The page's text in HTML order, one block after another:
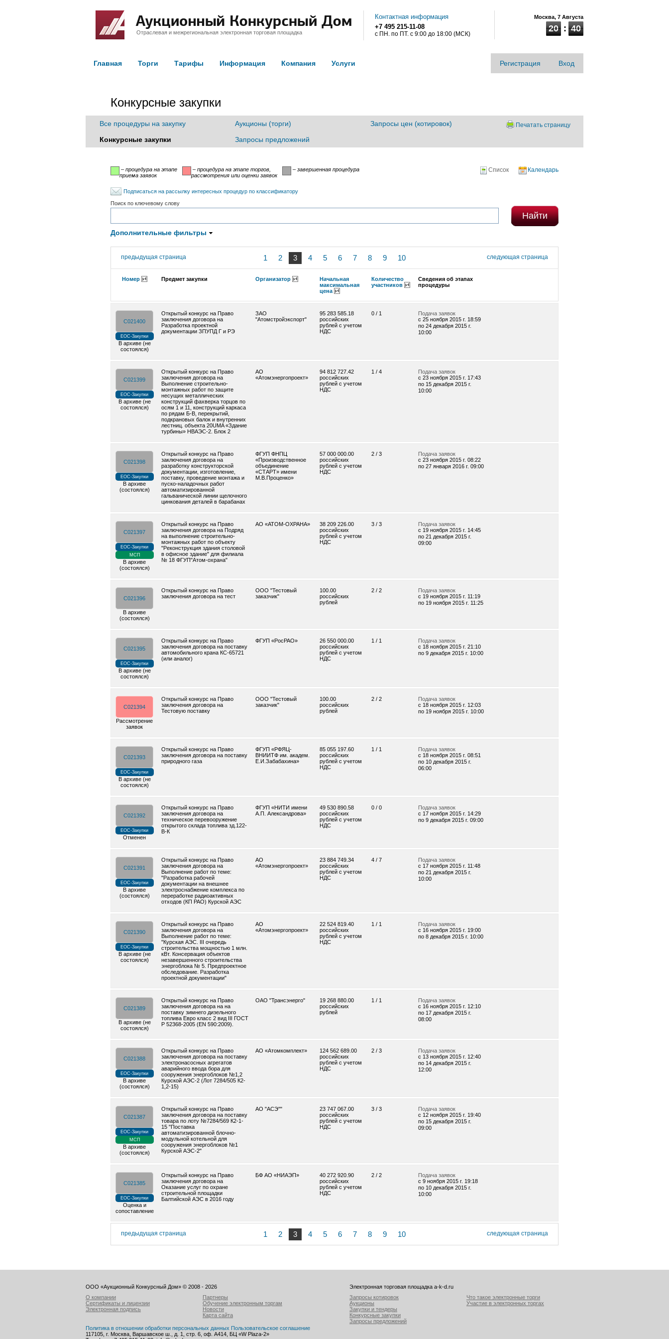
Отраслевая и межрегиональная электронная торговая площадка
Контактная информация
+7 495 215-11-08
с ПН. по ПТ. с 9:00 до 18:00 (МСК)
Москва, 7 Августа
40
:
20
Главная Торги Тарифы Информация Компания Услуги Регистрация Вход
Конкурсные закупки
Все процедуры на закупку Аукционы (торги)
Запросы цен (котировок)
Конкурсные закупки
Запросы предложений
Печатать страницу
Список Календарь
– процедура на этапе
приема заявок
– процедура на этапе торгов,
рассмотрения или оценки заявок
– завершенная процедура
Подписаться на рассылку интересных процедур по классификатору
Найти
Поиск по ключевому слову
Дополнительные фильтры
предыдущая страница следующая страница
1 2 3 4 5 6 7 8 9 10
Номер Предмет закупки Организатор
Начальная
максимальная
цена
Количество
участников
Сведения об этапах
процедуры
C021400
ЕОС-Закупки
В архиве (не
состоялся)
Открытый конкурс на Право
заключения договора на
Разработка проектной
документации ЗПУПД Г и РЭ
ЗАО
"Атомстройэкспорт"
95 283 585.18
российских
рублей с учетом
НДС
0 / 1
Подача заявок
c 25 ноября 2015 г. 18:59
по 24 декабря 2015 г.
10:00
C021399
ЕОС-Закупки
В архиве (не
состоялся)
Открытый конкурс на Право
заключения договора на
Выполнение строительно-
монтажных работ по защите
несущих металлических
конструкций фахверка торцов по
осям 1 и 11, конструкций каркаса
по рядам Б-В, перекрытий,
подкрановых балок и внутренних
лестниц. объекта 20UMA «Здание
турбины» НВАЭС-2. Блок 2
АО
«Атомэнергопроект»
94 812 727.42
российских
рублей с учетом
НДС
1 / 4
Подача заявок
c 23 ноября 2015 г. 17:43
по 15 декабря 2015 г.
10:00
C021398
ЕОС-Закупки
В архиве
(состоялся)
Открытый конкурс на Право
заключения договора на
разработку конструкторской
документации, изготовление,
поставку, проведение монтажа и
пуско-наладочных работ
автоматизированной
гальванической линии щелочного
цинкования деталей в барабанах
ФГУП ФНПЦ
«Производственное
объединение
«СТАРТ» имени
М.В.Проценко»
57 000 000.00
российских
рублей с учетом
НДС
2 / 3
Подача заявок
c 23 ноября 2015 г. 08:22
по 27 января 2016 г. 09:00
C021397
ЕОС-Закупки
МСП
В архиве
(состоялся)
Открытый конкурс на Право
заключения договора на Подряд
на выполнение строительно-
монтажных работ по объекту
"Реконструкция здания столовой
в офисное здание" для филиала
№ 18 ФГУП"Атом-охрана"
АО «АТОМ-ОХРАНА»
38 209 226.00
российских
рублей с учетом
НДС
3 / 3
Подача заявок
c 19 ноября 2015 г. 14:45
по 21 декабря 2015 г.
09:00
C021396
В архиве
(состоялся)
Открытый конкурс на Право
заключения договора на тест
ООО "Тестовый
заказчик"
100.00
российских
рублей
2 / 2
Подача заявок
c 19 ноября 2015 г. 11:19
по 19 ноября 2015 г. 11:25
C021395
ЕОС-Закупки
В архиве (не
состоялся)
Открытый конкурс на Право
заключения договора на поставку
автомобильного крана КС-65721
(или аналог)
ФГУП «РосРАО»
26 550 000.00
российских
рублей с учетом
НДС
1 / 1
Подача заявок
c 18 ноября 2015 г. 21:10
по 9 декабря 2015 г. 10:00
C021394
Рассмотрение
заявок
Открытый конкурс на Право
заключения договора на
Тестовую поставку
ООО "Тестовый
заказчик"
100.00
российских
рублей
2 / 2
Подача заявок
c 18 ноября 2015 г. 12:03
по 19 ноября 2015 г. 10:00
C021393
ЕОС-Закупки
В архиве (не
состоялся)
Открытый конкурс на Право
заключения договора на поставку
природного газа
ФГУП «РФЯЦ-
ВНИИТФ им. академ.
Е.И.Забабахина»
85 055 197.60
российских
рублей с учетом
НДС
1 / 1
Подача заявок
c 18 ноября 2015 г. 08:51
по 10 декабря 2015 г.
06:00
C021392
ЕОС-Закупки
Отменен
Открытый конкурс на Право
заключения договора на
техническое перевооружение
открытого склада топлива зд.122-
В-К
ФГУП «НИТИ имени
А.П. Александрова»
49 530 890.58
российских
рублей с учетом
НДС
0 / 0
Подача заявок
c 17 ноября 2015 г. 14:29
по 9 декабря 2015 г. 09:00
C021391
ЕОС-Закупки
В архиве
(состоялся)
Открытый конкурс на Право
заключения договора на
Выполнение работ по теме:
"Разработка рабочей
документации на внешнее
электроснабжение комплекса по
переработке радиоактивных
отходов (КП РАО) Курской АЭС
АО
«Атомэнергопроект»
23 884 749.34
российских
рублей с учетом
НДС
4 / 7
Подача заявок
c 17 ноября 2015 г. 11:48
по 21 декабря 2015 г.
10:00
C021390
ЕОС-Закупки
В архиве (не
состоялся)
Открытый конкурс на Право
заключения договора на
Выполнение работ по теме:
"Курская АЭС. III очередь
строительства мощностью 1 млн.
кВт. Консервация объектов
незавершенного строительства
энергоблока № 5. Предпроектное
обследование. Разработка
проектной документации"
АО
«Атомэнергопроект»
22 524 819.40
российских
рублей с учетом
НДС
1 / 1
Подача заявок
c 16 ноября 2015 г. 19:00
по 8 декабря 2015 г. 10:00
C021389
В архиве (не
состоялся)
Открытый конкурс на Право
заключения договора на на
поставку зимнего дизельного
топлива Евро класс 2 вид III ГОСТ
Р 52368-2005 (EN 590:2009).
ОАО "Трансэнерго"
19 268 880.00
российских
рублей
1 / 1
Подача заявок
c 16 ноября 2015 г. 12:10
по 17 декабря 2015 г.
08:00
C021388
ЕОС-Закупки
В архиве
(состоялся)
Открытый конкурс на Право
заключения договора на поставку
электронасосных агрегатов
аварийного ввода бора для
сооружения энергоблоков №1,2
Курской АЭС-2 (Лот 7284/505 К2-
1,2-15)
АО «Атомкомплект»
124 562 689.00
российских
рублей с учетом
НДС
2 / 3
Подача заявок
c 13 ноября 2015 г. 12:40
по 14 декабря 2015 г.
12:00
C021387
ЕОС-Закупки
МСП
В архиве
(состоялся)
Открытый конкурс на Право
заключения договора на поставку
товара по лоту №7284/569 К2-1-
15 "Поставка
автоматизированной блочно-
модульной котельной для
сооружения энергоблоков №1
Курской АЭС-2"
АО "АСЭ""
23 747 067.00
российских
рублей с учетом
НДС
3 / 3
Подача заявок
c 12 ноября 2015 г. 19:40
по 15 декабря 2015 г.
09:00
C021385
ЕОС-Закупки
Оценка и
сопоставление
Открытый конкурс на Право
заключения договора на
Оказание услуг по охране
строительной площадки
Балтийской АЭС в 2016 году
БФ АО «НИАЭП»
40 272 920.90
российских
рублей с учетом
НДС
2 / 2
Подача заявок
c 9 ноября 2015 г. 19:18
по 10 декабря 2015 г.
10:00
предыдущая страница следующая страница
1 2 3 4 5 6 7 8 9 10
ООО «Аукционный Конкурсный Дом» © 2008 - 2026
О компании
Сертификаты и лицензии
Электронная подпись
Партнеры
Обучение электронным торгам
Новости
Карта сайта
Политика в отношении обработки персональных данных Пользовательское соглашение
117105, г. Москва, Варшавское ш., д. 1, стр. 6, оф. А414, БЦ «W Plaza-2»
Электронная торговая площадка a-k-d.ru
Запросы котировок
Аукционы
Закупки и тендеры
Конкурсные закупки
Запросы предложений
Что такое электронные торги
Участие в электронных торгах